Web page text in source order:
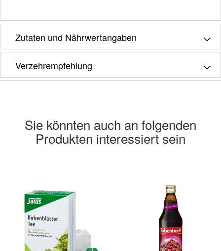
Zutaten und Nährwertangaben
Verzehrempfehlung
Sie könnten auch an folgenden
Produkten interessiert sein